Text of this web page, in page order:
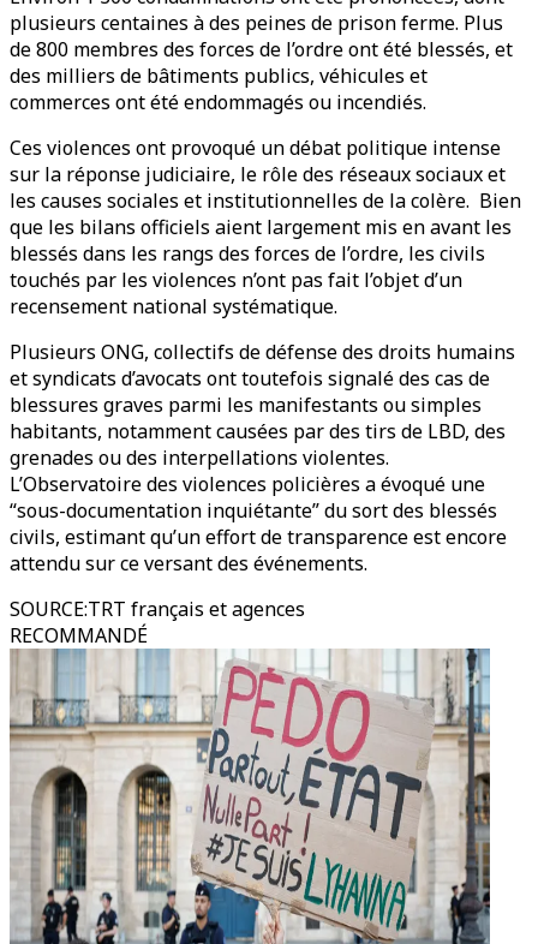
plusieurs centaines à des peines de prison ferme. Plus
de 800 membres des forces de l’ordre ont été blessés, et
des milliers de bâtiments publics, véhicules et
commerces ont été endommagés ou incendiés.
Ces violences ont provoqué un débat politique intense
sur la réponse judiciaire, le rôle des réseaux sociaux et
les causes sociales et institutionnelles de la colère. Bien
que les bilans officiels aient largement mis en avant les
blessés dans les rangs des forces de l’ordre, les civils
touchés par les violences n’ont pas fait l’objet d’un
recensement national systématique.
Plusieurs ONG, collectifs de défense des droits humains
et syndicats d’avocats ont toutefois signalé des cas de
blessures graves parmi les manifestants ou simples
habitants, notamment causées par des tirs de LBD, des
grenades ou des interpellations violentes.
L’Observatoire des violences policières a évoqué une
“sous-documentation inquiétante” du sort des blessés
civils, estimant qu’un effort de transparence est encore
attendu sur ce versant des événements.
SOURCE:TRT français et agences
RECOMMANDÉ